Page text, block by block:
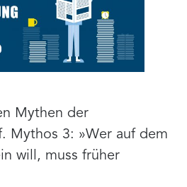
Mythen der
Mythos 3: »Wer auf dem
will, muss früher